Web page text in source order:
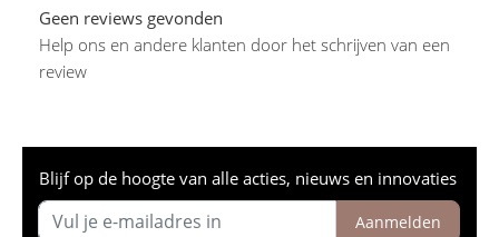
Geen reviews gevonden
Help ons en andere klanten door het schrijven van een
review
Blijf op de hoogte van alle acties, nieuws en innovaties
Aanmelden